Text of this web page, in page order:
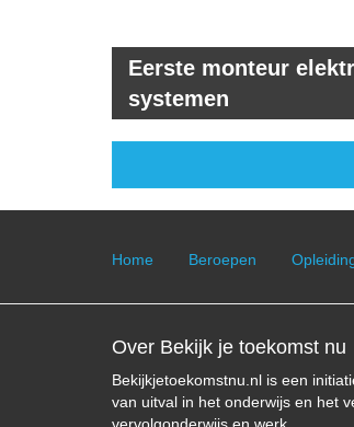
Eerste monteur
systemen
Home Beroepen
Over Bekijk je toekomst nu
Bekijkjetoekomstnu.nl is een
van uitval in het onderwijs en het